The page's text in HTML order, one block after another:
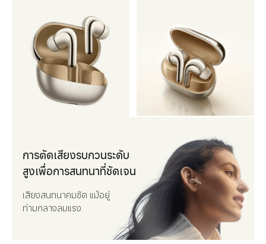
การตัดเสียงรบกวนระดับ
สูงเพื่อการสนทนาที่ชัดเจน
เสียงสนทนาคมชัด แม้อยู่
ท่ามกลางลมแรง